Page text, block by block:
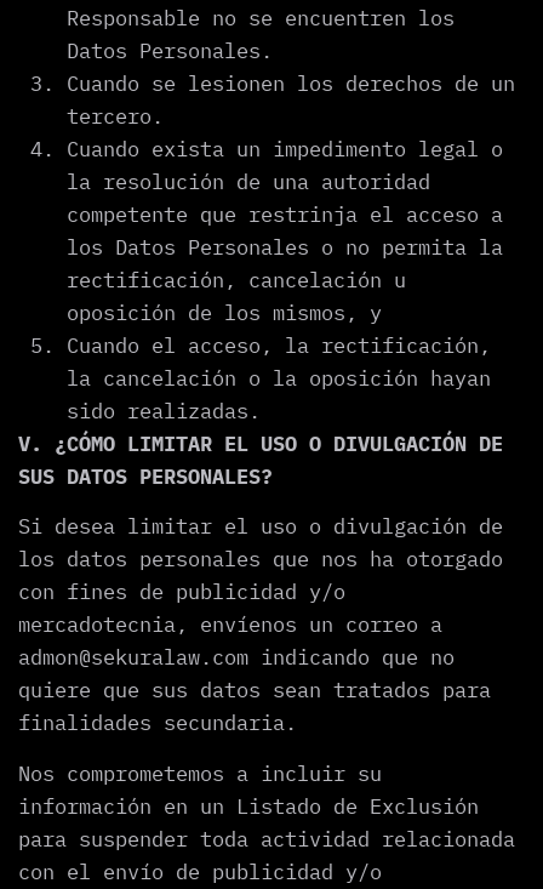
Responsable no se encuentren los
Datos Personales.
Cuando se lesionen los derechos de un
tercero.
Cuando exista un impedimento legal o
la resolución de una autoridad
competente que restrinja el acceso a
los Datos Personales o no permita la
rectificación, cancelación u
oposición de los mismos, y
Cuando el acceso, la rectificación,
la cancelación o la oposición hayan
sido realizadas.
V. ¿CÓMO LIMITAR EL USO O DIVULGACIÓN DE
SUS DATOS PERSONALES?
Si desea limitar el uso o divulgación de
los datos personales que nos ha otorgado
con fines de publicidad y/o
mercadotecnia, envíenos un correo a
admon@sekuralaw.com indicando que no
quiere que sus datos sean tratados para
finalidades secundaria.
Nos comprometemos a incluir su
información en un Listado de Exclusión
para suspender toda actividad relacionada
con el envío de publicidad y/o